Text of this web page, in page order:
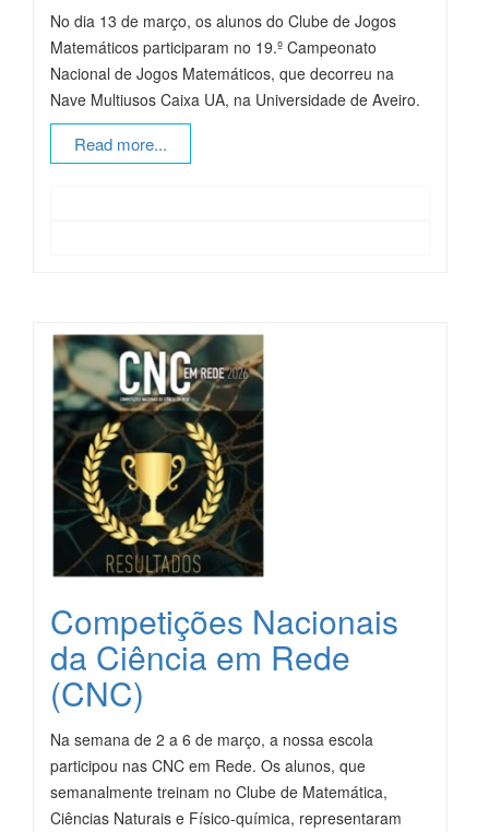
No dia 13 de março, os alunos do Clube de Jogos
Matemáticos participaram no 19.º Campeonato
Nacional de Jogos Matemáticos, que decorreu na
Nave Multiusos Caixa UA, na Universidade de Aveiro.
Read more...
Competições Nacionais
da Ciência em Rede
(CNC)
Na semana de 2 a 6 de março, a nossa escola
participou nas CNC em Rede. Os alunos, que
semanalmente treinam no Clube de Matemática,
Ciências Naturais e Físico-química, representaram